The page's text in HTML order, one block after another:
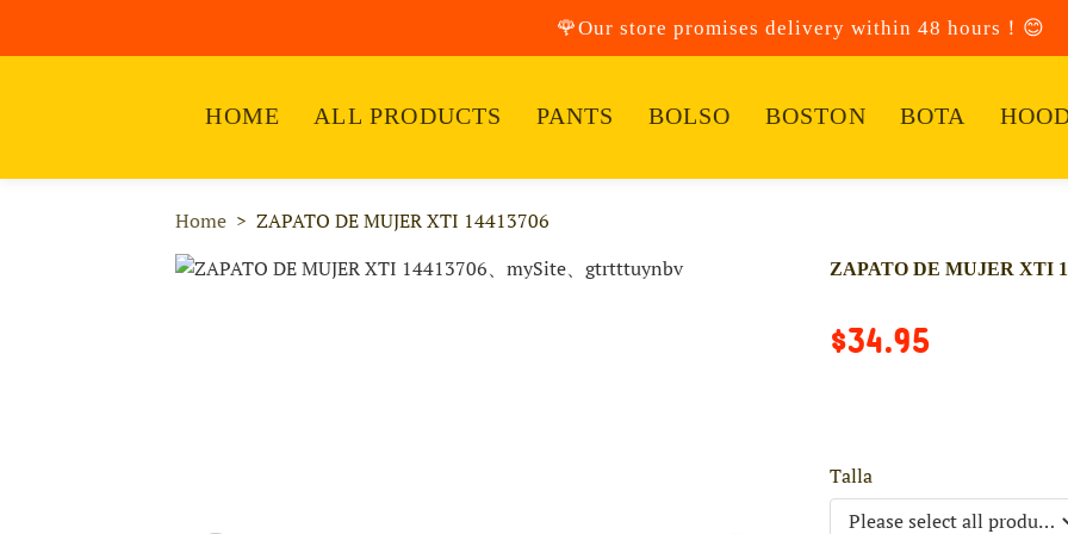
HOME ALL PRODUCTS PANTS BOLSO BOSTON BOTA
🌹Our store promises delivery within 48 hours！😊
Home ZAPATO DE MUJER XTI 14413706
ZAPATO DE MUJER XTI
$34.95
Talla